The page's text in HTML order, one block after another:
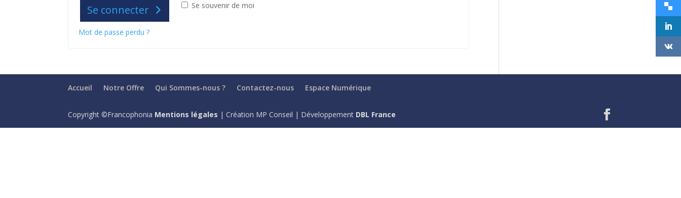
Se souvenir de moi
Se connecter
Mot de passe perdu ?
Accueil Notre Offre Qui Sommes-nous ? Contactez-nous Espace Numérique
Copyright ©Francophonia Mentions légales | Création MP Conseil | Développement DBL France